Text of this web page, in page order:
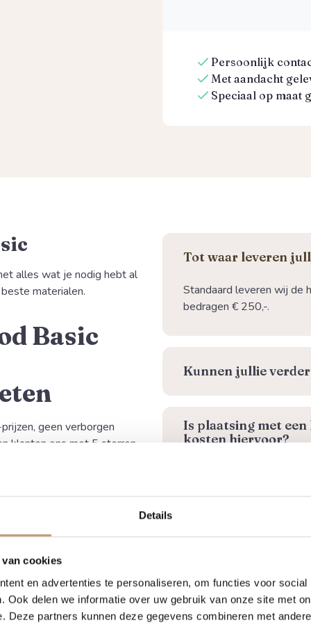
Details
cookies
en advertenties te personaliseren, om functies voor
Ook delen we informatie over uw gebruik van onze site met
Deze partners kunnen deze gegevens combineren met
Persoonlijk
Met aandacht
Speciaal op maat
alles wat je nodig hebt al
materialen.
Basic
geen verborgen
klanten ons met 5 sterren
en LED-verlichting.
elektrisch, inclusief airjets,
met UV-reiniging.
Tot waar leveren
Standaard leveren wij de
bedragen € 250,-.
Kunnen jullie
Is plaatsing met
kosten hiervoor?
Kan ik de hottub
Moet ik stroom